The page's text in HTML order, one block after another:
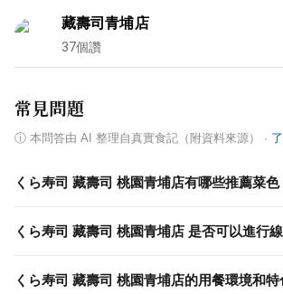
藏壽司青埔店
37個讚
常見問題
ⓘ 本問答由 AI 整理自真實食記（附資料來源） ·
くら寿司 藏壽司 桃園青埔店有哪些推薦菜色
くら寿司 藏壽司 桃園青埔店 是否可以進行
くら寿司 藏壽司 桃園青埔店的用餐環境和特